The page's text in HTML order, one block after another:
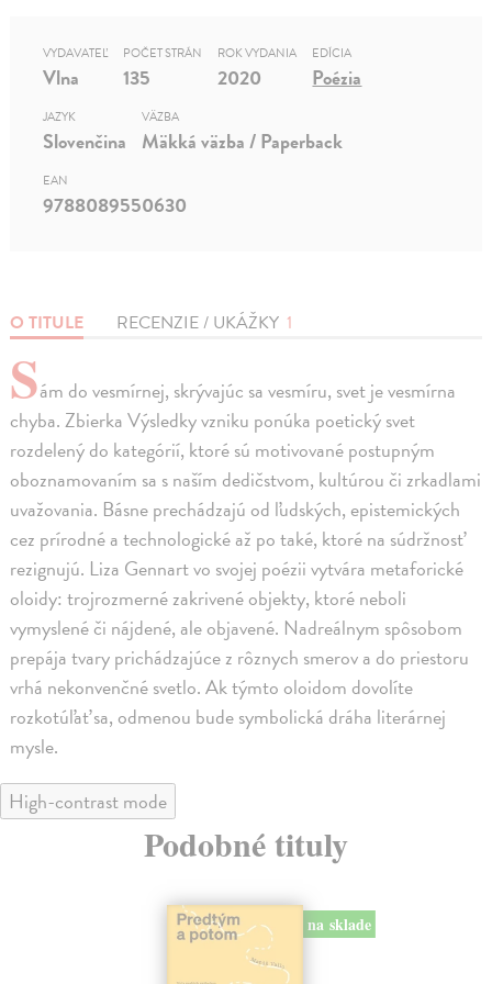
O TITULE RECENZIE / UKÁŽKY 1
Sám do vesmírnej, skrývajúc sa vesmíru, svet je vesmírna
chyba. Zbierka Výsledky vzniku ponúka poetický svet
rozdelený do kategórií, ktoré sú motivované postupným
oboznamovaním sa s naším dedičstvom, kultúrou či zrkadlami
uvažovania. Básne prechádzajú od ľudských, epistemických
cez prírodné a technologické až po také, ktoré na súdržnosť
rezignujú. Liza Gennart vo svojej poézii vytvára metaforické
oloidy: trojrozmerné zakrivené objekty, ktoré neboli
vymyslené či nájdené, ale objavené. Nadreálnym spôsobom
prepája tvary prichádzajúce z rôznych smerov a do priestoru
vrhá nekonvenčné svetlo. Ak týmto oloidom dovolíte
rozkotúľať sa, odmenou bude symbolická dráha literárnej
mysle.
VYDAVATEĽ
Vlna
POČET STRÁN
135
ROK VYDANIA
2020
EDÍCIA
Poézia
JAZYK
Slovenčina
VÄZBA
Mäkká väzba / Paperback
EAN
9788089550630
High-contrast mode
Podobné tituly
na sklade